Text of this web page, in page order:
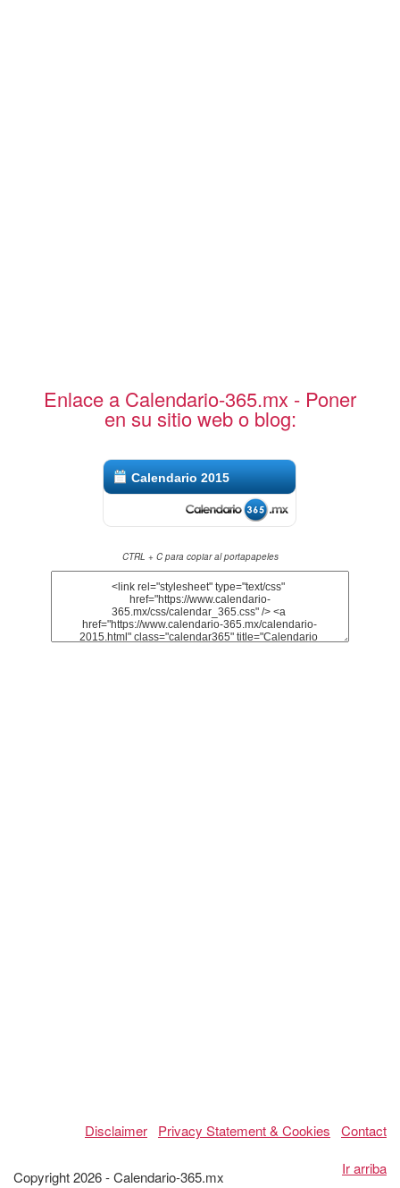
Enlace a Calendario-365.mx - Poner
en su sitio web o blog:
Calendario 2015
CTRL + C para copiar al portapapeles
Disclaimer Privacy Statement & Cookies
Contact
Ir arriba
Copyright 2026 - Calendario-365.mx